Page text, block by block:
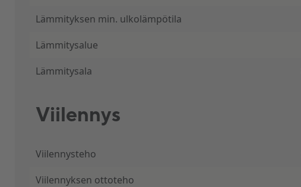
Lämmityksen min. ulkolämpötila
Lämmitysalue
Lämmitysala
Viilennys
Viilennysteho
Viilennyksen ottoteho